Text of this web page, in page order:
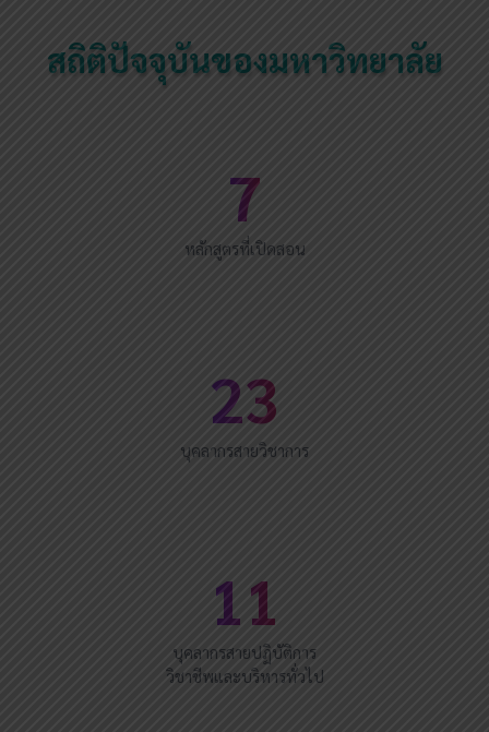
สถิติปัจจุบันของมหาวิทยาลัย
7
หลักสูตรที่เปิดสอน
23
บุคลากรสายวิชาการ
11
บุคลากรสายปฏิบัติการ
วิชาชีพและบริหารทั่วไป